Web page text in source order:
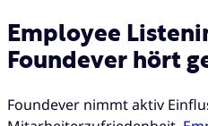
Employee
Foundever hört
Foundever nimmt aktiv